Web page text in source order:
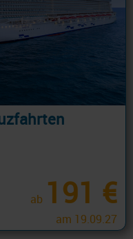
ab 191 €
am 19.09.27